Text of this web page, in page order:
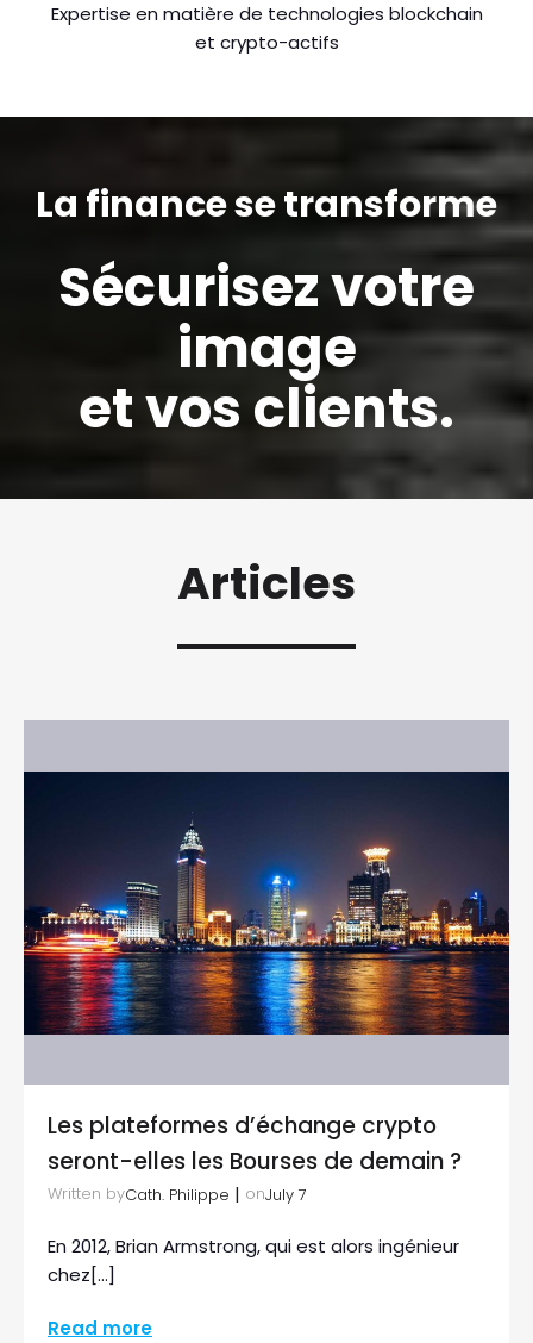
Expertise en matière de technologies blockchain
et crypto-actifs
La finance se transforme
Sécurisez votre
image
et vos clients.
Articles
Les plateformes d’échange crypto
seront-elles les Bourses de demain ?
Written byCath. Philippe | onJuly 7
En 2012, Brian Armstrong, qui est alors ingénieur
chez[…]
Read more